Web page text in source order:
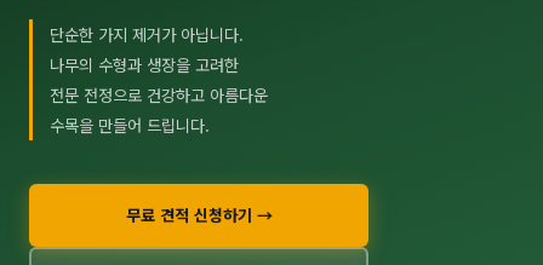
단순한 가지 제거가 아닙니다.
나무의 수형과 생장을 고려한
전문 전정으로 건강하고 아름다운
수목을 만들어 드립니다.
무료 견적 신청하기 →